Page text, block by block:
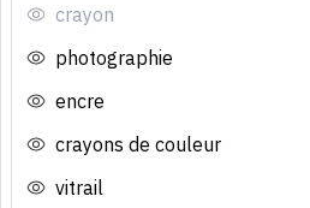
crayon
photographie
encre
crayons de couleur
vitrail